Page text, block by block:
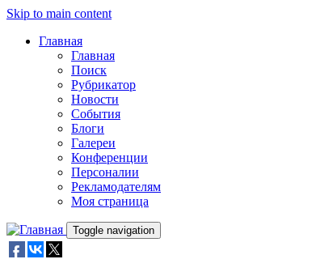
Skip to main content
Главная
Главная
Поиск
Рубрикатор
Новости
События
Блоги
Галереи
Конференции
Персоналии
Рекламодателям
Моя страница
Toggle navigation